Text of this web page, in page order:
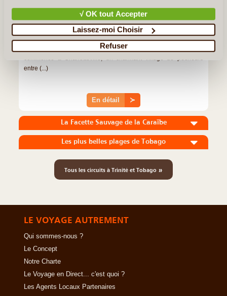
√ OK tout Accepter
Laissez-moi Choisir
Refuser
8J/7N
Découvrez Tobago en une semaine ! Ce voyage vous emmène à
la rencontre des plus belles plages du pays et vous propose une
immersion au cœur de sa nature sauvage. Votre aventure
commence à Charlotteville, un charmant village de pêcheurs
entre (...)
En détail ≻
La Facette Sauvage de la Caraïbe
Les plus belles plages de Tobago
Tous les circuits à Trinité et Tobago »
LE VOYAGE AUTREMENT
Qui sommes-nous ?
Le Concept
Notre Charte
Le Voyage en Direct... c'est quoi ?
Les Agents Locaux Partenaires